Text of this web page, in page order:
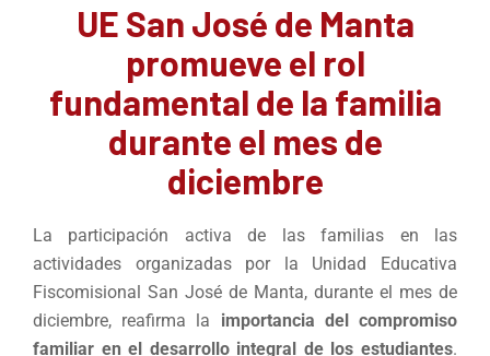
UE San José de Manta
promueve el rol
fundamental de la familia
durante el mes de
diciembre
La participación activa de las familias en las
actividades organizadas por la Unidad Educativa
Fiscomisional San José de Manta, durante el mes de
diciembre, reafirma la importancia del compromiso
familiar en el desarrollo integral de los estudiantes.